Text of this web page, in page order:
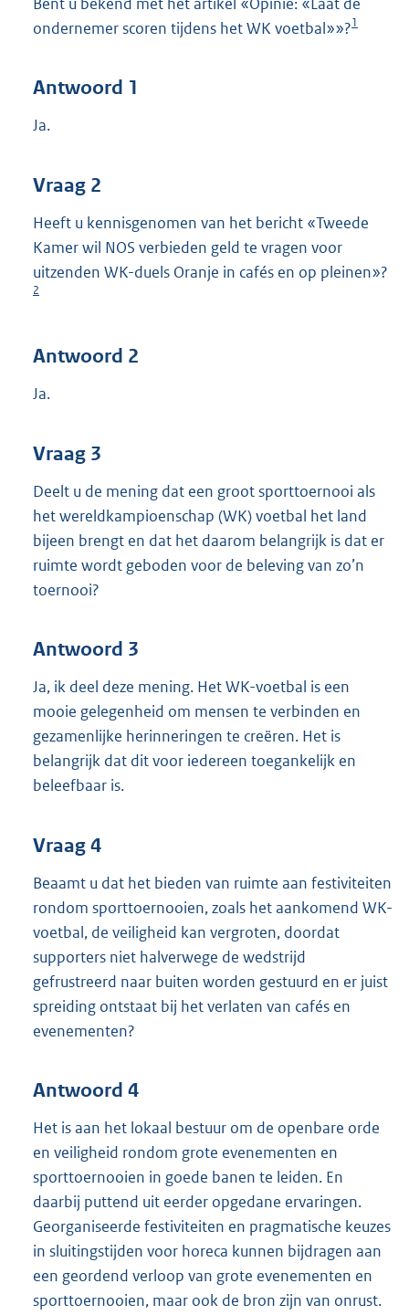
ondernemer scoren tijdens het WK voetbal»»?1
Antwoord 1
Ja.
Vraag 2
Heeft u kennisgenomen van het bericht «Tweede
Kamer wil NOS verbieden geld te vragen voor
uitzenden WK-duels Oranje in cafés en op pleinen»?
2
Antwoord 2
Ja.
Vraag 3
Deelt u de mening dat een groot sporttoernooi als
het wereldkampioenschap (WK) voetbal het land
bijeen brengt en dat het daarom belangrijk is dat er
ruimte wordt geboden voor de beleving van zo’n
toernooi?
Antwoord 3
Ja, ik deel deze mening. Het WK-voetbal is een
mooie gelegenheid om mensen te verbinden en
gezamenlijke herinneringen te creëren. Het is
belangrijk dat dit voor iedereen toegankelijk en
beleefbaar is.
Vraag 4
Beaamt u dat het bieden van ruimte aan festiviteiten
rondom sporttoernooien, zoals het aankomend WK-
voetbal, de veiligheid kan vergroten, doordat
supporters niet halverwege de wedstrijd
gefrustreerd naar buiten worden gestuurd en er juist
spreiding ontstaat bij het verlaten van cafés en
evenementen?
Antwoord 4
Het is aan het lokaal bestuur om de openbare orde
en veiligheid rondom grote evenementen en
sporttoernooien in goede banen te leiden. En
daarbij puttend uit eerder opgedane ervaringen.
Georganiseerde festiviteiten en pragmatische keuzes
in sluitingstijden voor horeca kunnen bijdragen aan
een geordend verloop van grote evenementen en
sporttoernooien, maar ook de bron zijn van onrust.